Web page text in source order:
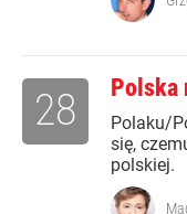
Polska
Polaku/
się,
polskiej.
28